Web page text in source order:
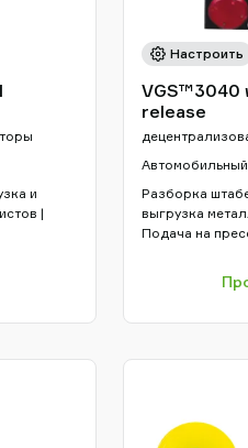
и
|
Настроить
VGS™3040
release
Автомобильный
Разборка
выгрузка
Подача на